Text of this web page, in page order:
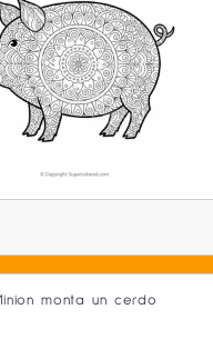
monta un cerdo